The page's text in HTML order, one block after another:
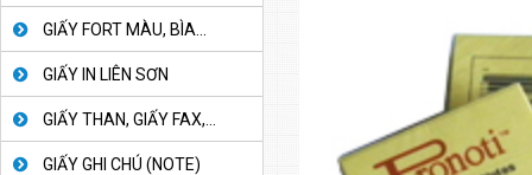
GIẤY FORT MÀU, BÌA...
GIẤY IN LIÊN SƠN
GIẤY THAN, GIẤY FAX,...
GIẤY GHI CHÚ (NOTE)